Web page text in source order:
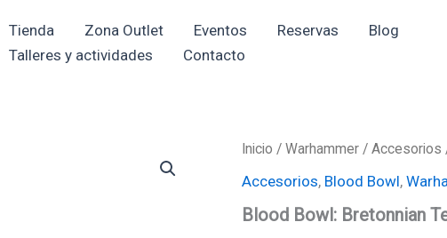
Tienda Zona Outlet Eventos Reservas
Blog
Talleres y actividades
Contacto
Inicio / Warhammer / Accesorios
Accesorios, Blood Bowl,
Blood Bowl: Bretonnian